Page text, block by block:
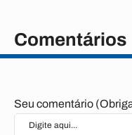
Comentários
Seu comentário